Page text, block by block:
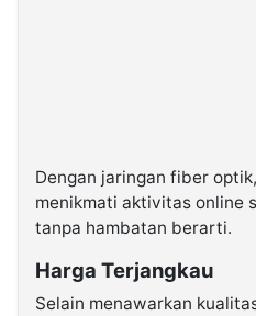
Dengan jaringan fiber
menikmati aktivitas online
tanpa hambatan berarti.
Harga Terjangkau
Selain menawarkan